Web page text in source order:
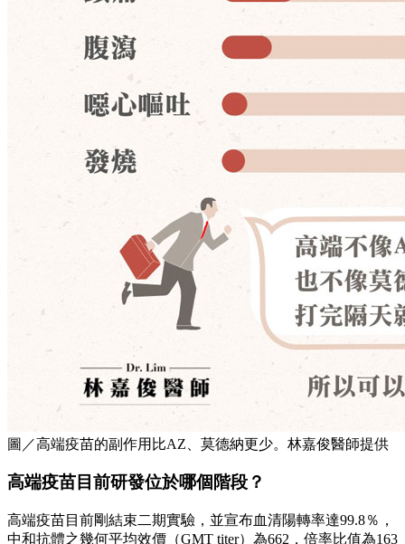
圖／高端疫苗的副作用比AZ、莫德納更少。林嘉俊醫師提供
高端疫苗目前研發位於哪個階段？
高端疫苗目前剛結束二期實驗，並宣布血清陽轉率達99.8％，
中和抗體之幾何平均效價（GMT titer）為662，倍率比值為163